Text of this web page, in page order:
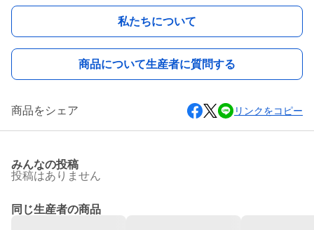
私たちについて
商品について生産者に質問する
商品をシェア リンクをコピー
みんなの投稿
投稿はありません
同じ生産者の商品